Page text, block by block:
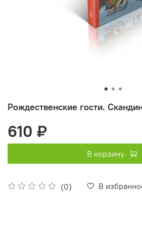
Рождественские гости.
(0) В
610 ₽
В корзину